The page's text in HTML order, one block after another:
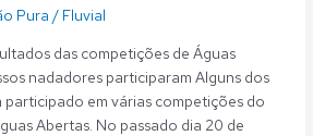
Pura / Fluvial
das competições de Águas
nadadores participaram Alguns dos
participado em várias competições do
Abertas. No passado dia 20 de